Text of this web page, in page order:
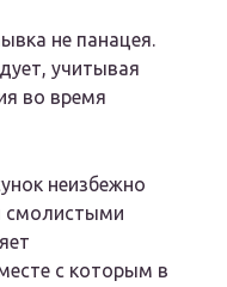
не панацея.
учитывая
во время
неизбежно
смолистыми
с которым в